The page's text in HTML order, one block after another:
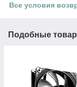
Все условия
Подобные